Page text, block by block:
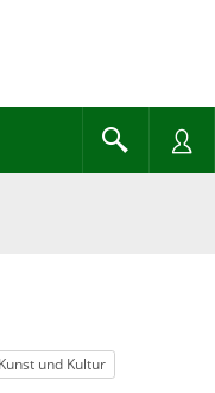
Kunst und Kultur